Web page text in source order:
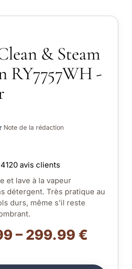
& Steam
RY7757WH -
Note de la rédaction
4120 avis clients
et lave à la vapeur
détergent. Très pratique au
durs, même s'il reste
– 299.99 €